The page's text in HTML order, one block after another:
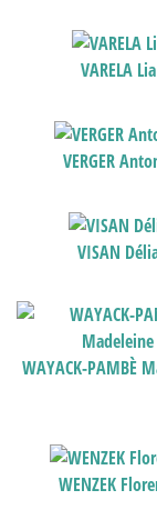
VARELA Lia
VERGER
VISAN
WAYACK-PAMBÈ
WENZEK